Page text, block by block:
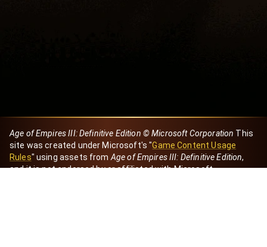
Age of Empires III: Definitive Edition © Microsoft Corporation This
site was created under Microsoft's "Game Content Usage
Rules" using assets from Age of Empires III: Definitive Edition,
and it is not endorsed by or affiliated with Microsoft.